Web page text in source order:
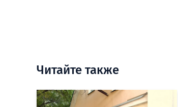
Читайте также